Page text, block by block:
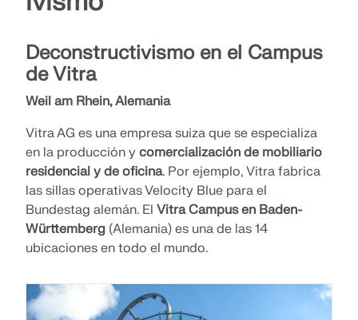
Productos anteriores
Deconstructivismo en el Campus
de Vitra
Weil am Rhein, Alemania
Vitra AG es una empresa suiza que se especializa
en la producción y comercialización de mobiliario
residencial y de oficina. Por ejemplo, Vitra fabrica
las sillas operativas Velocity Blue para el
Bundestag alemán. El Vitra Campus en Baden-
Württemberg (Alemania) es una de las 14
ubicaciones en todo el mundo.